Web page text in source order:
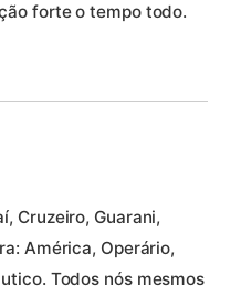
forte o tempo todo.
Cruzeiro, Guarani,
América, Operário,
Todos nós mesmos